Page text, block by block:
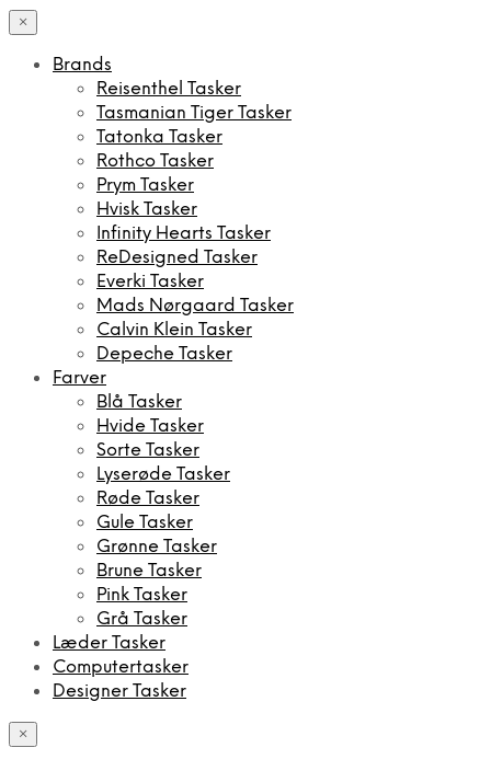
×
Brands
Reisenthel Tasker
Tasmanian Tiger Tasker
Tatonka Tasker
Rothco Tasker
Prym Tasker
Hvisk Tasker
Infinity Hearts Tasker
ReDesigned Tasker
Everki Tasker
Mads Nørgaard Tasker
Calvin Klein Tasker
Depeche Tasker
Farver
Blå Tasker
Hvide Tasker
Sorte Tasker
Lyserøde Tasker
Røde Tasker
Gule Tasker
Grønne Tasker
Brune Tasker
Pink Tasker
Grå Tasker
Læder Tasker
Computertasker
Designer Tasker
×